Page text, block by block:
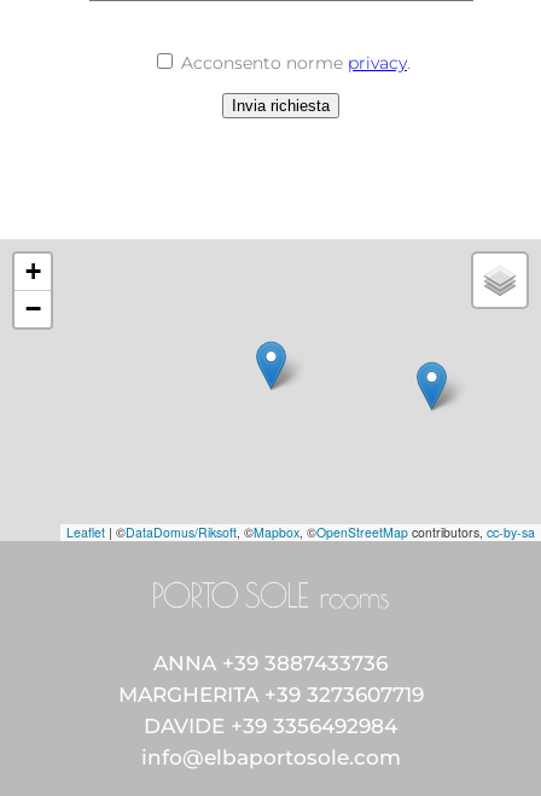
Acconsento norme privacy.
Invia richiesta
+
−
Leaflet | ©DataDomus/Riksoft , ©Mapbox , ©OpenStreetMap contributors, cc-by-sa
ANNA +39 3887433736
MARGHERITA +39 3273607719
DAVIDE +39 3356492984
info@elbaportosole.com